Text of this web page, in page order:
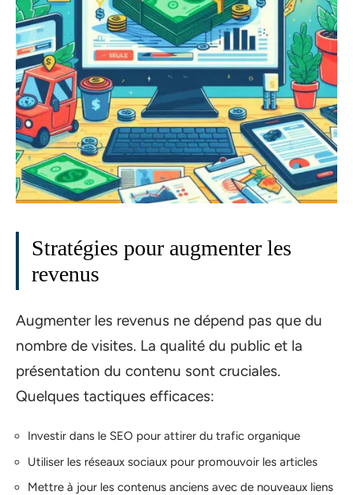
Stratégies pour augmenter les
revenus
Augmenter les revenus ne dépend pas que du
nombre de visites. La qualité du public et la
présentation du contenu sont cruciales.
Quelques tactiques efficaces:
Investir dans le SEO pour attirer du trafic organique
Utiliser les réseaux sociaux pour promouvoir les articles
Mettre à jour les contenus anciens avec de nouveaux liens